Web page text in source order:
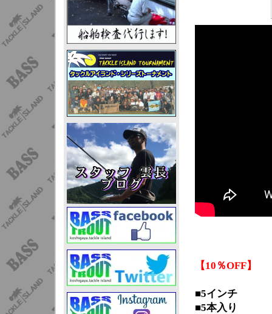
【10％OFF】
■5インチ
■5本入り